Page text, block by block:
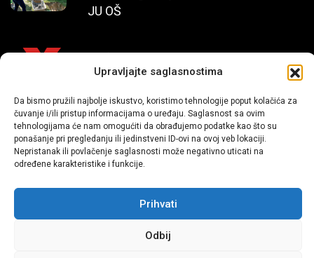
Upravljajte saglasnostima
Da bismo pružili najbolje iskustvo, koristimo tehnologije poput kolačića za
čuvanje i/ili pristup informacijama o uređaju. Saglasnost sa ovim
tehnologijama će nam omogućiti da obrađujemo podatke kao što su
ponašanje pri pregledanju ili jedinstveni ID-ovi na ovoj veb lokaciji.
Nepristanak ili povlačenje saglasnosti može negativno uticati na
određene karakteristike i funkcije.
Prihvati
Odbij
JU OŠ
Mi smo moderni portal zabavnog karaktera koji donosi vijesti i
priče iz života, svijeta showbiza, lifestyle-a i popularne kulture.
Sva prava zadržana | extra.ba by profm.ba